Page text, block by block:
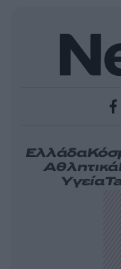
Ελλάδα
Αθλητικά
Υγεία